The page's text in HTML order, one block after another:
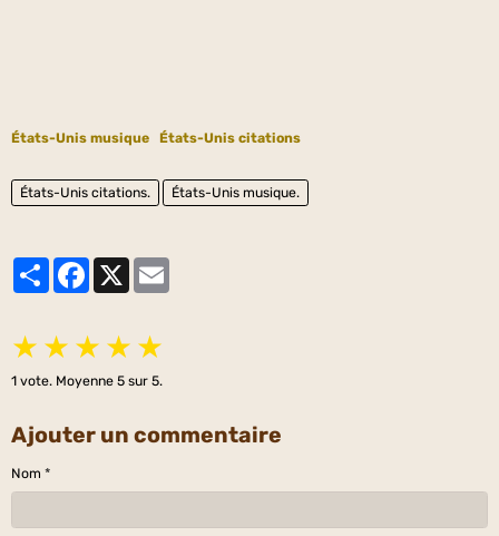
États-Unis musique États-Unis citations
États-Unis citations. États-Unis musique.
PartagerFacebook
★ ★ ★ ★ ★
1 vote. Moyenne 5 sur 5.
Ajouter un commentaire
Nom